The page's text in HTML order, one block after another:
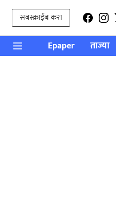
सबस्क्राईब करा
Epaper ताज्या